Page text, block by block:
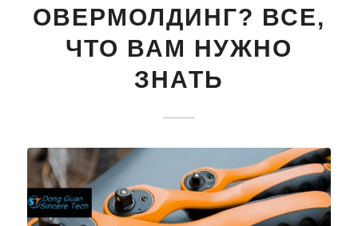
ОВЕРМОЛДИНГ? ВСЕ,
ЧТО ВАМ НУЖНО
ЗНАТЬ